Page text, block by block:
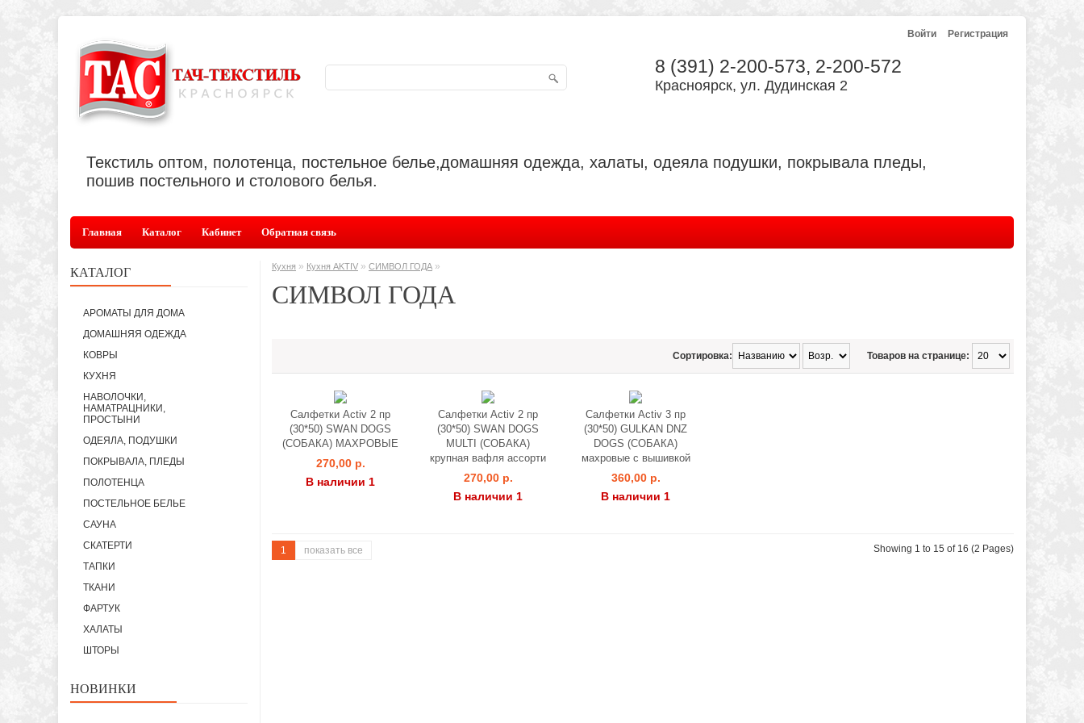
Войти Регистрация
8 (391) 2-200-573, 2-200-572
Красноярск, ул. Дудинская 2
Текстиль оптом, полотенца, постельное белье,домашняя одежда, халаты, одеяла подушки, покрывала пледы,
пошив постельного и столового белья.
Главная Каталог Кабинет Обратная связь
КАТАЛОГ
АРОМАТЫ ДЛЯ ДОМА
ДОМАШНЯЯ ОДЕЖДА
КОВРЫ
КУХНЯ
НАВОЛОЧКИ,
НАМАТРАЦНИКИ,
ПРОСТЫНИ
ОДЕЯЛА, ПОДУШКИ
ПОКРЫВАЛА, ПЛЕДЫ
ПОЛОТЕНЦА
ПОСТЕЛЬНОЕ БЕЛЬЕ
САУНА
СКАТЕРТИ
ТАПКИ
ТКАНИ
ФАРТУК
ХАЛАТЫ
ШТОРЫ
НОВИНКИ
Кухня » Кухня AKTIV » СИМВОЛ ГОДА »
СИМВОЛ ГОДА
Товаров на странице:
Сортировка:
Салфетки Activ 2 пр
(30*50) SWAN DOGS
(СОБАКА) МАХРОВЫЕ
270,00 р.
В наличии 1
Салфетки Activ 2 пр
(30*50) SWAN DOGS
MULTI (СОБАКА)
крупная вафля ассорти
270,00 р.
В наличии 1
Салфетки Activ 3 пр
(30*50) GULKAN DNZ
DOGS (СОБАКА)
махровые с вышивкой
360,00 р.
В наличии 1
1 показать все Showing 1 to 15 of 16 (2 Pages)